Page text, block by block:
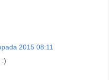
2015 08:11
:)